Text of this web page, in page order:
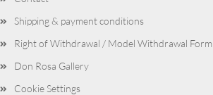
Shipping & payment conditions
Right of Withdrawal / Model Withdrawal Form
Don Rosa Gallery
Cookie Settings